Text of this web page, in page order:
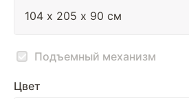
Подъемный механизм
Цвет